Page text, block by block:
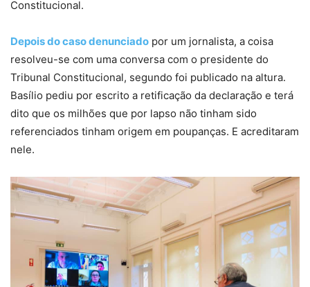
Constitucional.
Depois do caso denunciado por um jornalista, a coisa
resolveu-se com uma conversa com o presidente do
Tribunal Constitucional, segundo foi publicado na altura.
Basílio pediu por escrito a retificação da declaração e terá
dito que os milhões que por lapso não tinham sido
referenciados tinham origem em poupanças. E acreditaram
nele.